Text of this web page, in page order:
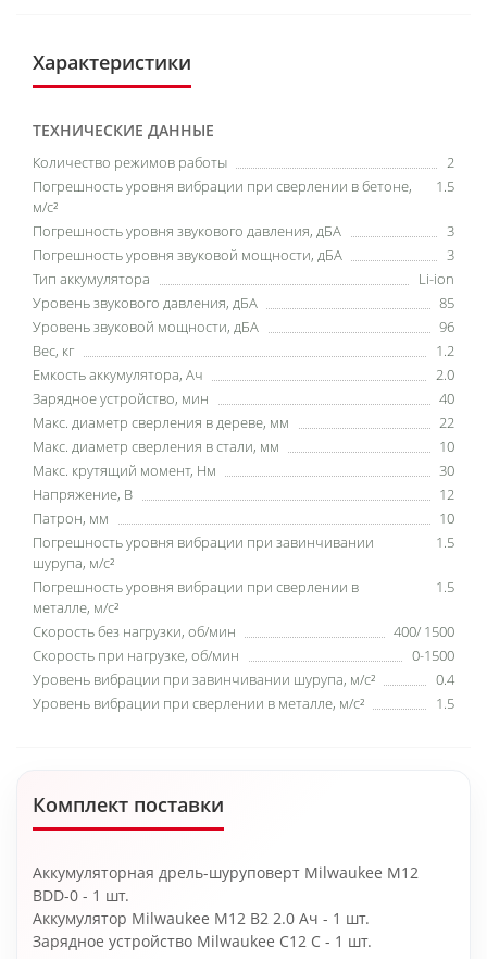
Характеристики
ТЕХНИЧЕСКИЕ ДАННЫЕ
Количество режимов работы
2
Погрешность уровня вибрации при сверлении в бетоне,
м/с²
1.5
Погрешность уровня звукового давления, дБА
3
Погрешность уровня звуковой мощности, дБА
3
Тип аккумулятора
Li-ion
Уровень звукового давления, дБА
85
Уровень звуковой мощности, дБА
96
Вес, кг
1.2
Емкость аккумулятора, Ач
2.0
Зарядное устройство, мин
40
Макс. диаметр сверления в дереве, мм
22
Макс. диаметр сверления в стали, мм
10
Макс. крутящий момент, Нм
30
Напряжение, В
12
Патрон, мм
10
Погрешность уровня вибрации при завинчивании
шурупа, м/с²
1.5
Погрешность уровня вибрации при сверлении в
металле, м/с²
1.5
Скорость без нагрузки, об/мин
400/ 1500
Скорость при нагрузке, об/мин
0-1500
Уровень вибрации при завинчивании шурупа, м/с²
0.4
Уровень вибрации при сверлении в металле, м/с²
1.5
Комплект поставки
Аккумуляторная дрель-шуруповерт Milwaukee M12
BDD-0 - 1 шт.
Аккумулятор Milwaukee M12 B2 2.0 Ач - 1 шт.
Зарядное устройство Milwaukee C12 C - 1 шт.